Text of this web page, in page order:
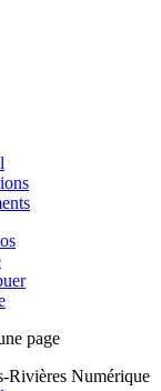
page